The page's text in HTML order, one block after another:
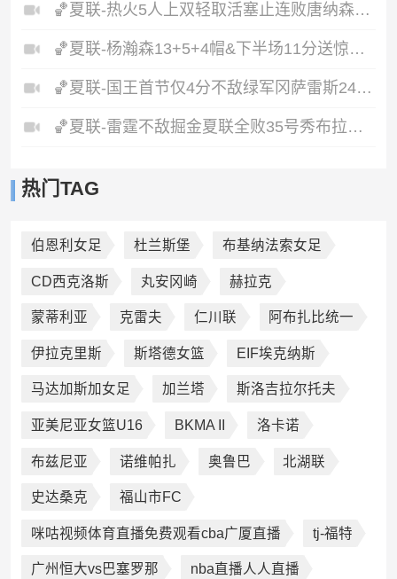
🏀夏联-热火5人上双轻取活塞止连败唐纳森20+8+10奥科里27分
🏀夏联-杨瀚森13+5+4帽&下半场11分送惊艳妙传开拓者力克掘金
🏀夏联-国王首节仅4分不敌绿军冈萨雷斯24+10+5塞纳克10+12
🏀夏联-雷霆不敌掘金夏联全败35号秀布拉齐尔32+6马拉14+7+6
热门TAG
伯恩利女足 杜兰斯堡 布基纳法索女足
CD西克洛斯 丸安冈崎 赫拉克
蒙蒂利亚 克雷夫 仁川联 阿布扎比统一
伊拉克里斯 斯塔德女篮 EIF埃克纳斯
马达加斯加女足 加兰塔 斯洛吉拉尔托夫
亚美尼亚女篮U16 BKMA II 洛卡诺
布兹尼亚 诺维帕扎 奥鲁巴 北湖联
史达桑克 福山市FC
咪咕视频体育直播免费观看cba广厦直播 tj-福特
广州恒大vs巴塞罗那 nba直播人人直播